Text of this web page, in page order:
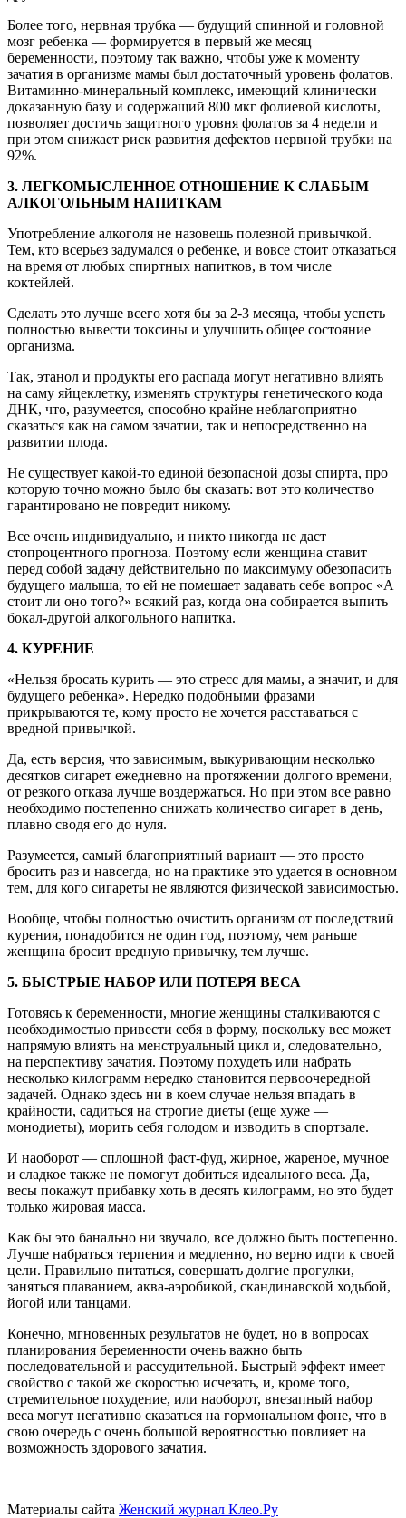
Более того, нервная трубка — будущий спинной и головной
мозг ребенка — формируется в первый же месяц
беременности, поэтому так важно, чтобы уже к моменту
зачатия в организме мамы был достаточный уровень фолатов.
Витаминно-минеральный комплекс, имеющий клинически
доказанную базу и содержащий 800 мкг фолиевой кислоты,
позволяет достичь защитного уровня фолатов за 4 недели и
при этом снижает риск развития дефектов нервной трубки на
92%.
3. ЛЕГКОМЫСЛЕННОЕ ОТНОШЕНИЕ К СЛАБЫМ
АЛКОГОЛЬНЫМ НАПИТКАМ
Употребление алкоголя не назовешь полезной привычкой.
Тем, кто всерьез задумался о ребенке, и вовсе стоит отказаться
на время от любых спиртных напитков, в том числе
коктейлей.
Сделать это лучше всего хотя бы за 2-3 месяца, чтобы успеть
полностью вывести токсины и улучшить общее состояние
организма.
Так, этанол и продукты его распада могут негативно влиять
на саму яйцеклетку, изменять структуры генетического кода
ДНК, что, разумеется, способно крайне неблагоприятно
сказаться как на самом зачатии, так и непосредственно на
развитии плода.
Не существует какой-то единой безопасной дозы спирта, про
которую точно можно было бы сказать: вот это количество
гарантировано не повредит никому.
Все очень индивидуально, и никто никогда не даст
стопроцентного прогноза. Поэтому если женщина ставит
перед собой задачу действительно по максимуму обезопасить
будущего малыша, то ей не помешает задавать себе вопрос «А
стоит ли оно того?» всякий раз, когда она собирается выпить
бокал-другой алкогольного напитка.
4. КУРЕНИЕ
«Нельзя бросать курить — это стресс для мамы, а значит, и для
будущего ребенка». Нередко подобными фразами
прикрываются те, кому просто не хочется расставаться с
вредной привычкой.
Да, есть версия, что зависимым, выкуривающим несколько
десятков сигарет ежедневно на протяжении долгого времени,
от резкого отказа лучше воздержаться. Но при этом все равно
необходимо постепенно снижать количество сигарет в день,
плавно сводя его до нуля.
Разумеется, самый благоприятный вариант — это просто
бросить раз и навсегда, но на практике это удается в основном
тем, для кого сигареты не являются физической зависимостью.
Вообще, чтобы полностью очистить организм от последствий
курения, понадобится не один год, поэтому, чем раньше
женщина бросит вредную привычку, тем лучше.
5. БЫСТРЫЕ НАБОР ИЛИ ПОТЕРЯ ВЕСА
Готовясь к беременности, многие женщины сталкиваются с
необходимостью привести себя в форму, поскольку вес может
напрямую влиять на менструальный цикл и, следовательно,
на перспективу зачатия. Поэтому похудеть или набрать
несколько килограмм нередко становится первоочередной
задачей. Однако здесь ни в коем случае нельзя впадать в
крайности, садиться на строгие диеты (еще хуже —
монодиеты), морить себя голодом и изводить в спортзале.
И наоборот — сплошной фаст-фуд, жирное, жареное, мучное
и сладкое также не помогут добиться идеального веса. Да,
весы покажут прибавку хоть в десять килограмм, но это будет
только жировая масса.
Как бы это банально ни звучало, все должно быть постепенно.
Лучше набраться терпения и медленно, но верно идти к своей
цели. Правильно питаться, совершать долгие прогулки,
заняться плаванием, аква-аэробикой, скандинавской ходьбой,
йогой или танцами.
Конечно, мгновенных результатов не будет, но в вопросах
планирования беременности очень важно быть
последовательной и рассудительной. Быстрый эффект имеет
свойство с такой же скоростью исчезать, и, кроме того,
стремительное похудение, или наоборот, внезапный набор
веса могут негативно сказаться на гормональном фоне, что в
свою очередь с очень большой вероятностью повлияет на
возможность здорового зачатия.
Материалы сайта Женский журнал Клео.Ру